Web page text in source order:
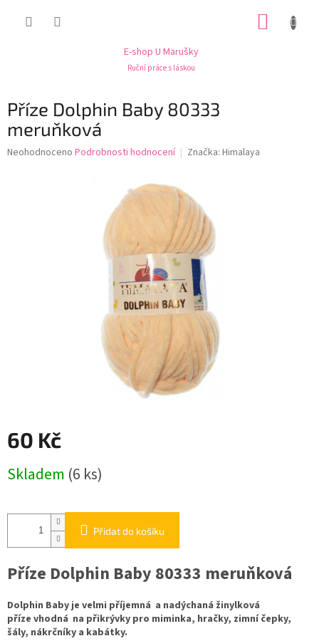
E-shop U Marušky
Ruční práce s láskou
Příze Dolphin Baby 80333
meruňková
Průměrné
Neohodnoceno Podrobnosti hodnocení Značka: Himalaya
60 Kč
cena:
Skladem (6 ks)
Přidat do košíku
Příze Dolphin Baby 80333 meruňková
Dolphin Baby je velmi příjemná a nadýchaná žinylková
příze vhodná na přikrývky pro miminka, hračky, zimní čepky,
šály, nákrčníky a kabátky.